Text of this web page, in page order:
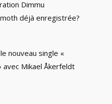
Dimmu
déjà enregistrée?
nouveau single «
avec Mikael Åkerfeldt